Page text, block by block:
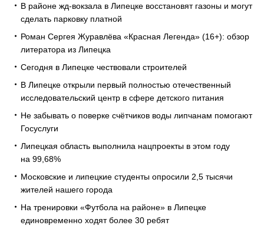
В районе жд-вокзала в Липецке восстановят газоны и могут
сделать парковку платной
Роман Сергея Журавлёва «Красная Легенда» (16+): обзор
литератора из Липецка
Сегодня в Липецке чествовали строителей
В Липецке открыли первый полностью отечественный
исследовательский центр в сфере детского питания
Не забывать о поверке счётчиков воды липчанам помогают
Госуслуги
Липецкая область выполнила нацпроекты в этом году
на 99,68%
Московские и липецкие студенты опросили 2,5 тысячи
жителей нашего города
На тренировки «Футбола на районе» в Липецке
единовременно ходят более 30 ребят